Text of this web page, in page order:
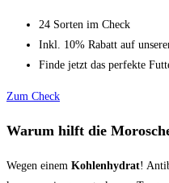
24 Sorten im Check
Inkl. 10% Rabatt auf
Finde jetzt das perfekte
Zum Check
Warum hilft die
Wegen einem Kohlenhydrat!